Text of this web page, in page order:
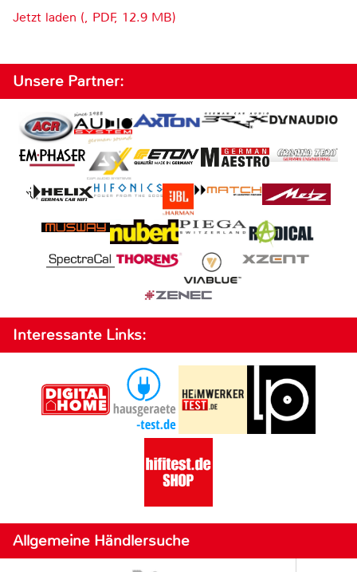
Jetzt laden (, PDF, 12.9 MB)
Unsere Partner:
Interessante Links:
Allgemeine Händlersuche